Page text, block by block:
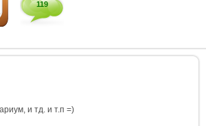
119
и тд. и т.п =)